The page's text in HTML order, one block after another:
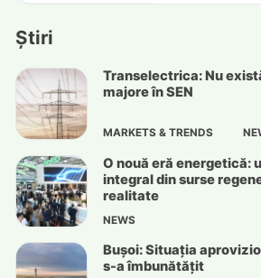
Știri
Transelectrica: Nu
majore în SEN
MARKETS & TRENDS
O nouă eră energetică:
integral din surse
realitate
NEWS
Bușoi: Situația
s-a îmbunătățit